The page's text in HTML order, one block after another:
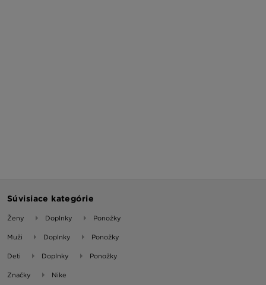
Súvisiace kategórie
Ženy Doplnky Ponožky
Muži Doplnky Ponožky
Deti Doplnky Ponožky
Značky Nike